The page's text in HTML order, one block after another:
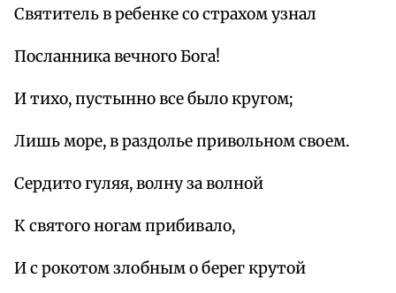
Святитель в ребенке со страхом узнал
Посланника вечного Бога!
И тихо, пустынно все было кругом;
Лишь море, в раздолье привольном своем.
Сердито гуляя, волну за волной
К святого ногам прибивало,
И с рокотом злобным о берег крутой